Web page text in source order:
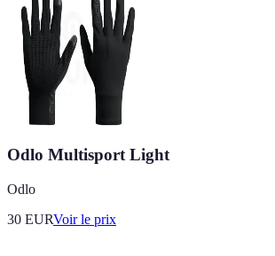
Odlo Multisport Light
Odlo
30 EURVoir le prix